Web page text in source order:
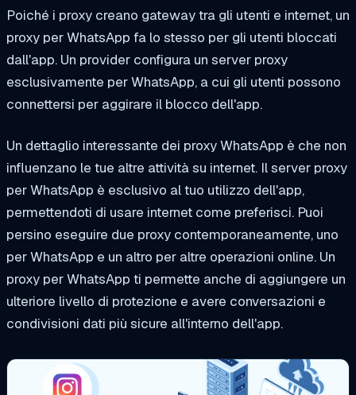
Poiché i proxy creano gateway tra gli utenti e internet, un
proxy per WhatsApp fa lo stesso per gli utenti bloccati
dall'app. Un provider configura un server proxy
esclusivamente per WhatsApp, a cui gli utenti possono
connettersi per aggirare il blocco dell'app.
Un dettaglio interessante dei proxy WhatsApp è che non
influenzano le tue altre attività su internet. Il server proxy
per WhatsApp è esclusivo al tuo utilizzo dell'app,
permettendoti di usare internet come preferisci. Puoi
persino eseguire due proxy contemporaneamente, uno
per WhatsApp e un altro per altre operazioni online. Un
proxy per WhatsApp ti permette anche di aggiungere un
ulteriore livello di protezione e avere conversazioni e
condivisioni dati più sicure all'interno dell'app.